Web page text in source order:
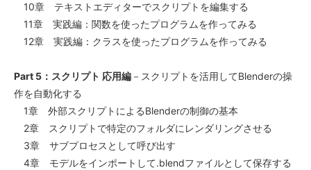
10章 テキストエディターでスクリプトを編集する
11章 実践編：関数を使ったプログラムを作ってみる
12章 実践編：クラスを使ったプログラムを作ってみる
Part 5：スクリプト 応用編 －スクリプトを活用してBlenderの操
作を自動化する
1章 外部スクリプトによるBlenderの制御の基本
2章 スクリプトで特定のフォルダにレンダリングさせる
3章 サブプロセスとして呼び出す
4章 モデルをインポートして.blendファイルとして保存する